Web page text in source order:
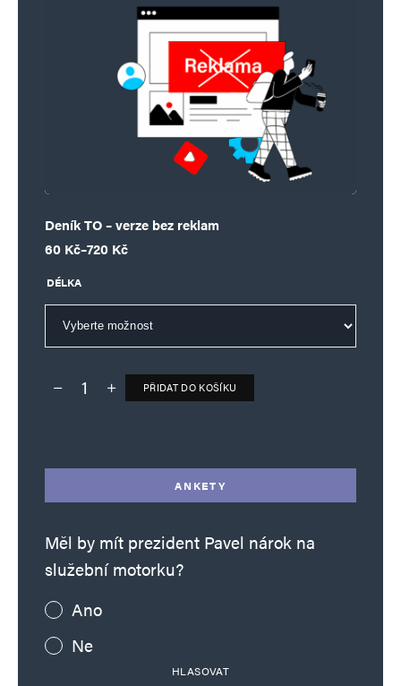
Deník TO – verze bez reklam
60 Kč–720 Kč
Rozpětí cen: 60 Kč až 720 Kč
DÉLKA
Deník TO – verze bez reklam množství
PŘIDAT DO KOŠÍKU
ANKETY
Měl by mít prezident Pavel nárok na
služební motorku?
Ano
Ne
HLASOVAT